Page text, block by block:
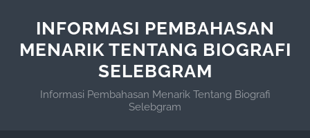
INFORMASI PEMBAHASAN
MENARIK TENTANG BIOGRAFI
SELEBGRAM
Informasi Pembahasan Menarik Tentang Biografi
Selebgram